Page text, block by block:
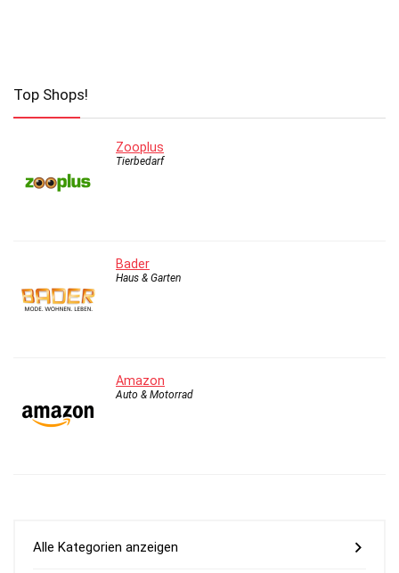
Top Shops!
Zooplus
Tierbedarf
Bader
Haus & Garten
Amazon
Auto & Motorrad
Alle Kategorien anzeigen